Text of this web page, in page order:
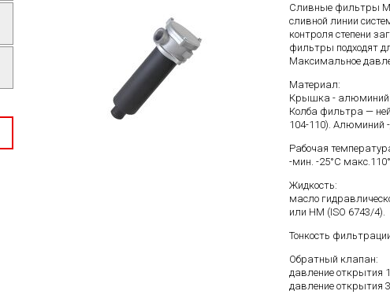
Сливные фильтры
сливной линии
контроля степени
фильтры подходят
Максимальное
Материал:
Крышка - алюминий.
Колба фильтра —
104-110). Алюминий
Рабочая
-мин. -25°C
Жидкость:
масло
или HM (ISO 6743/4).
Тонкость
Обратный клапан:
давление открытия
давление открытия